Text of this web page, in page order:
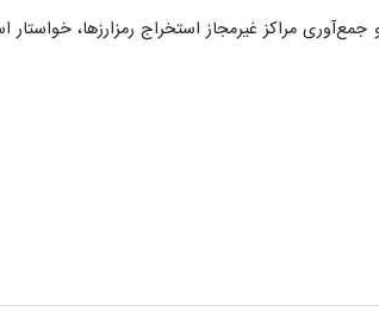
مراکز غیرمجاز استخراج رمزارزها، خواستار